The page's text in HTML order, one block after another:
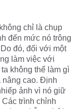
chỉ là chụp
đến mức nó trông
đó, đối với một
làm việc với
không thể làm gì
nâng cao. Định
ảnh vì nó giữ
trình chỉnh